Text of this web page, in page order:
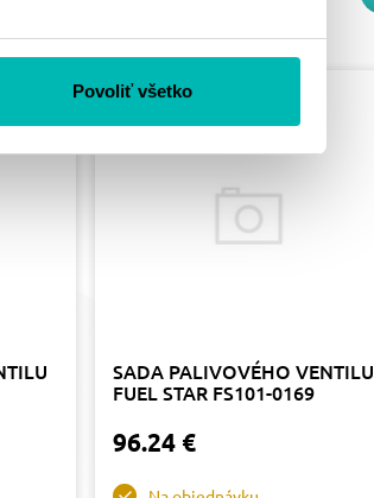
Povoliť všetko
SADA PALIVOVÉHO VENTILU
FUEL STAR FS101-0169
96.24 €